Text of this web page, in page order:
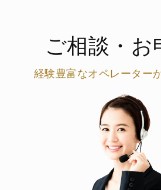
ご相談・お
経験豊富なオペレーター